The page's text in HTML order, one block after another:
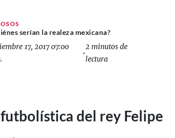
serían la realeza mexicana?
17, 2017 07:00
•
2 minutos de
lectura
del rey Felipe